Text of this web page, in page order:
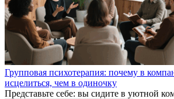
Групповая психотерапия: почему в
исцелиться, чем в одиночку
Представьте себе: вы сидите в уютной